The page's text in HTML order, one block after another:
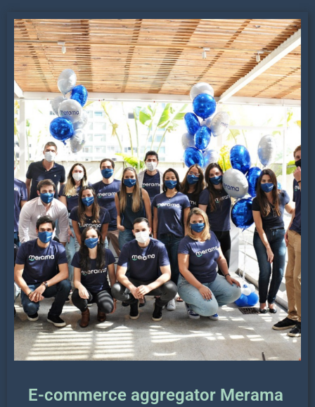
E-commerce aggregator Merama